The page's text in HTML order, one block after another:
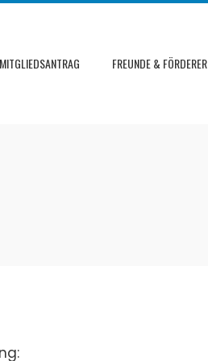
MITGLIEDSANTRAG FREUNDE & FÖRDERER